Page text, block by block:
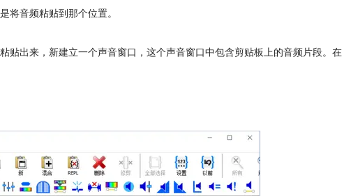
将音频粘贴到那个位置。
贴出来，新建立一个声音窗口，这个声音窗口中包含剪贴板上的音频片段。在